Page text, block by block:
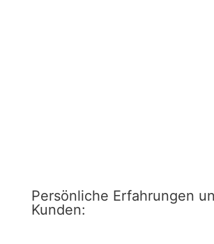
Persönliche Erfahrungen
Kunden: